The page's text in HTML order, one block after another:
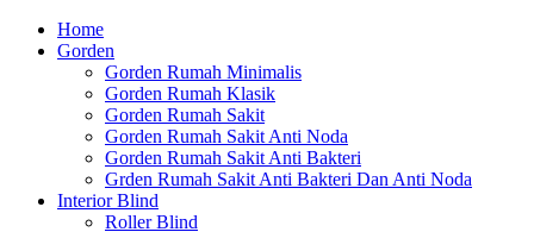
Home
Gorden
Gorden Rumah Minimalis
Gorden Rumah Klasik
Gorden Rumah Sakit
Gorden Rumah Sakit Anti Noda
Gorden Rumah Sakit Anti Bakteri
Grden Rumah Sakit Anti Bakteri Dan Anti Noda
Interior Blind
Roller Blind